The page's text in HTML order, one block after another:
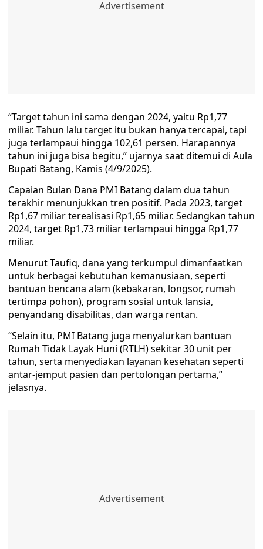
“Target tahun ini sama dengan 2024, yaitu Rp1,77
miliar. Tahun lalu target itu bukan hanya tercapai, tapi
juga terlampaui hingga 102,61 persen. Harapannya
tahun ini juga bisa begitu,” ujarnya saat ditemui di Aula
Bupati Batang, Kamis (4/9/2025).
Capaian Bulan Dana PMI Batang dalam dua tahun
terakhir menunjukkan tren positif. Pada 2023, target
Rp1,67 miliar terealisasi Rp1,65 miliar. Sedangkan tahun
2024, target Rp1,73 miliar terlampaui hingga Rp1,77
miliar.
Menurut Taufiq, dana yang terkumpul dimanfaatkan
untuk berbagai kebutuhan kemanusiaan, seperti
bantuan bencana alam (kebakaran, longsor, rumah
tertimpa pohon), program sosial untuk lansia,
penyandang disabilitas, dan warga rentan.
“Selain itu, PMI Batang juga menyalurkan bantuan
Rumah Tidak Layak Huni (RTLH) sekitar 30 unit per
tahun, serta menyediakan layanan kesehatan seperti
antar-jemput pasien dan pertolongan pertama,”
jelasnya.